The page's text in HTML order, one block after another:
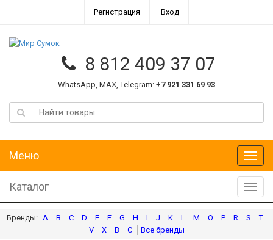
Регистрация Вход
8 812 409 37 07
WhatsApp, MAX, Telegram: +7 921 331 69 93
Меню
Меню
Каталог
A B C D E F G H I J K L M O P R S
T
V
X В С